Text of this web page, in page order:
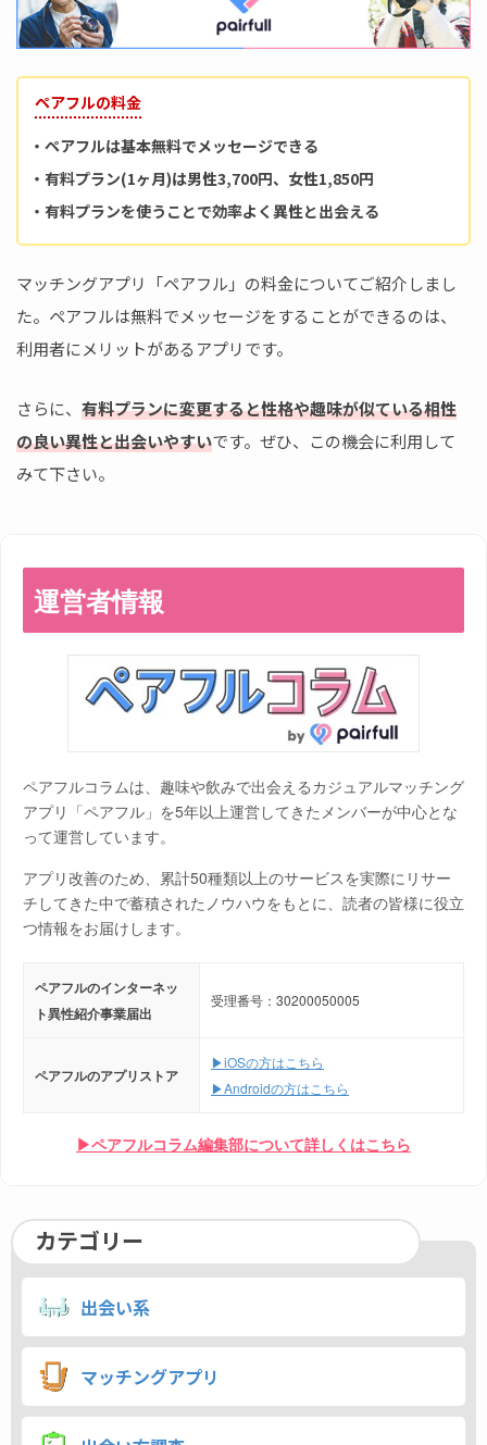
ペアフルの料金
・ペアフルは基本無料でメッセージできる
・有料プラン(1ヶ月)は男性3,700円、女性1,850円
・有料プランを使うことで効率よく異性と出会える
マッチングアプリ「ペアフル」の料金についてご紹介しまし
た。ペアフルは無料でメッセージをすることができるのは、
利用者にメリットがあるアプリです。
さらに、 有料プランに変更すると性格や趣味が似ている相性
の良い異性と出会いやすいです。ぜひ、この機会に利用して
みて下さい。
運営者情報
ペアフルコラムは、趣味や飲みで出会えるカジュアルマッチング
アプリ「ペアフル」を5年以上運営してきたメンバーが中心とな
って運営しています。
アプリ改善のため、累計50種類以上のサービスを実際にリサー
チしてきた中で蓄積されたノウハウをもとに、読者の皆様に役立
つ情報をお届けします。
ペアフルのインターネッ
ト異性紹介事業届出
受理番号：30200050005
ペアフルのアプリストア
▶iOSの方はこちら
▶Androidの方はこちら
▶ペアフルコラム編集部について詳しくはこちら
カテゴリー
出会い系
マッチングアプリ